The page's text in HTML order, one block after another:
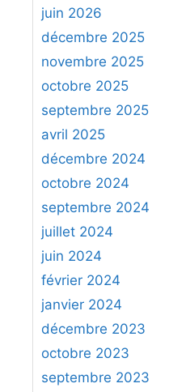
e
r
h
e
r
:
juin 2026
décembre 2025
novembre 2025
octobre 2025
septembre 2025
avril 2025
décembre 2024
octobre 2024
septembre 2024
juillet 2024
juin 2024
février 2024
janvier 2024
décembre 2023
octobre 2023
septembre 2023